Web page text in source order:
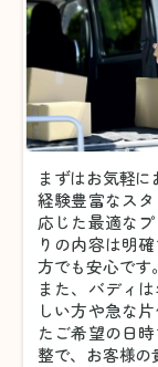
まずはお気軽に
経験豊富なス
応じた最適な
りの内容は明
方でも安心です。
また、バディ
しい方や急な
たご希望の日
整で、お客様の